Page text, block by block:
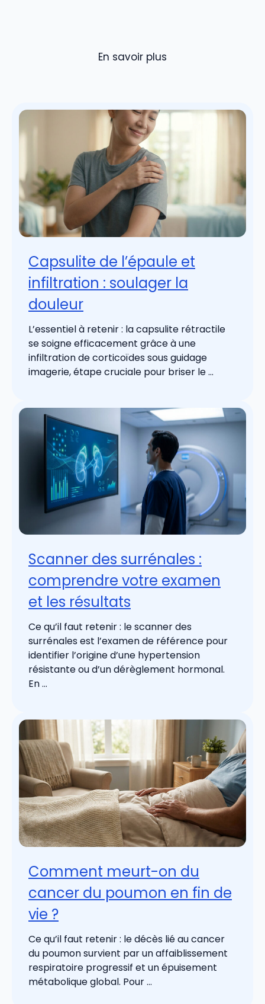
En savoir plus
Capsulite de l’épaule et
infiltration : soulager la
douleur
L’essentiel à retenir : la capsulite rétractile
se soigne efficacement grâce à une
infiltration de corticoïdes sous guidage
imagerie, étape cruciale pour briser le ...
Scanner des surrénales :
comprendre votre examen
et les résultats
Ce qu’il faut retenir : le scanner des
surrénales est l’examen de référence pour
identifier l’origine d’une hypertension
résistante ou d’un dérèglement hormonal.
En ...
Comment meurt-on du
cancer du poumon en fin de
vie ?
Ce qu’il faut retenir : le décès lié au cancer
du poumon survient par un affaiblissement
respiratoire progressif et un épuisement
métabolique global. Pour ...